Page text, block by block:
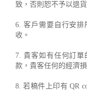
致，否則恕不予以退
6. 客戶需要自行安排
收。
7. 貴客如有任何訂
款，貴客任何的經濟
8. 若稿件上印有 QR